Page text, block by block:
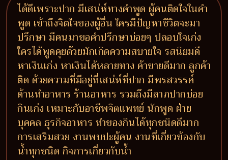
ได้ดีเพราะปาก มีเสน่ห์ทางคำพูด ผู้คนติดใจในคำ
พูด เข้าถึงจิตใจของผู้อื่น ใครมีปัญหาชีวิตจะมา
ปรึกษา มีคนมาขอคำปรึกษาบ่อยๆ ปลอบใจเก่ง
ใครได้พูดคุยด้วยมักเกิดความสบายใจ รสนิยมดี
หาเงินเก่ง หาเงินได้หลายทาง ค้าขายดีมาก ลูกค้า
ติด ด้วยความที่มีอยู่ที่เสน่ห์ที่ปาก มีพรสวรรค์
ด้านทำอาหาร ร้านอาหาร รวมถึงมีลาภปากบ่อย
กินเก่ง เหมาะกับอาชีพจิตแพทย์ นักพูด ฝ่าย
บุคคล ธุรกิจอาหาร ทำของกินได้ทุกชนิดดีมาก
การเสริมสวย งานพบปะผู้คน งานที่เกี่ยวข้องกับ
น้ำทุกชนิด กิจการเกี่ยวกับน้ำ